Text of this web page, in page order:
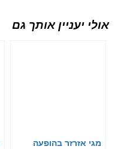
אולי יעניין אותך גם
מגי אזרזר בהופעה